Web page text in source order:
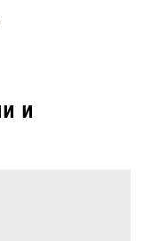
и